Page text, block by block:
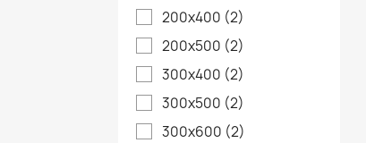
200x400 (2)
200x500 (2)
300x400 (2)
300x500 (2)
300x600 (2)